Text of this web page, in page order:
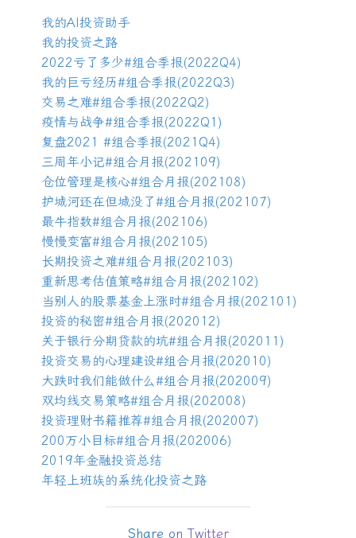
我的AI投资助手
我的投资之路
2022亏了多少#组合季报(2022Q4)
我的巨亏经历#组合季报(2022Q3)
交易之难#组合季报(2022Q2)
疫情与战争#组合季报(2022Q1)
复盘2021 #组合季报(2021Q4)
三周年小记#组合月报(202109)
仓位管理是核心#组合月报(202108)
护城河还在但城没了#组合月报(202107)
最牛指数#组合月报(202106)
慢慢变富#组合月报(202105)
长期投资之难#组合月报(202103)
重新思考估值策略#组合月报(202102)
当别人的股票基金上涨时#组合月报(202101)
投资的秘密#组合月报(202012)
关于银行分期贷款的坑#组合月报(202011)
投资交易的心理建设#组合月报(202010)
大跌时我们能做什么#组合月报(202009)
双均线交易策略#组合月报(202008)
投资理财书籍推荐#组合月报(202007)
200万小目标#组合月报(202006)
2019年金融投资总结
年轻上班族的系统化投资之路
Share on Twitter